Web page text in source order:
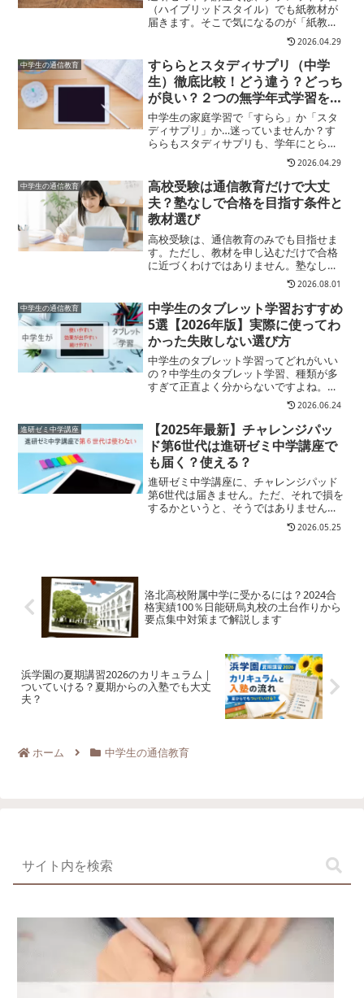
（ハイブリッドスタイル）でも紙教材が
届きます。そこで気になるのが「紙教材
ってどんな内容？」「使いこなせるか
な？」という点ですよね。届く紙教材に
は、テスト対策教材（定期テスト予想問
題など）暗記ブック・要点チ...
2026.04.29
中学生の通信教育
すららとスタディサプリ（中学
生）徹底比較！どう違う？どっち
が良い？２つの無学年式学習を比
べてみました
中学生の家庭学習で「すらら」か「スタ
ディサプリ」か…迷っていませんか？す
ららもスタディサプリも、学年にとらわ
れず勉強ができる無学年式教材。でも、
両社はベースが全く違うので → 勉強
ができない、苦手、遅れている → 勉
強が得意、成績上位、勉強...
2026.04.29
中学生の通信教育
高校受験は通信教育だけで大丈
夫？塾なしで合格を目指す条件と
教材選び
高校受験は、通信教育のみでも目指せま
す。ただし、教材を申し込むだけで合格
に近づくわけではありません。塾なしで
進めるなら、志望校のレベルに合う教材
を選び、家庭でも学習の進み具合を見て
いくことが大切です。難関校や公立トッ
プ校を目指すなら、応用問...
2026.08.01
中学生の通信教育
中学生のタブレット学習おすすめ
5選【2026年版】実際に使ってわ
かった失敗しない選び方
中学生のタブレット学習ってどれがいい
の？中学生のタブレット学習、種類が多
すぎて正直よく分からないですよね。で
も実は、選び方はかなりシンプル。子ど
ものタイプに合わせるだけ迷っている場
合は、まずはバランス型の教材から検討
すると失敗しにくいです。...
2026.06.24
進研ゼミ中学講座
【2025年最新】チャレンジパッ
ド第6世代は進研ゼミ中学講座で
も届く？使える？
進研ゼミ中学講座に、チャレンジパッド
第6世代は届きません。ただ、それで損を
するかというと、そうではありません。
中学講座には専用タブレット（チャレン
ジパッドNext）が初回特典で実質0円で
2026.05.25
洛北高校附属中学に受かるには？2024合
格実績100％日能研烏丸校の土台作りから
要点集中対策まで解説します
浜学園の夏期講習2026のカリキュラム｜
ついていける？夏期からの入塾でも大丈
夫？
ホーム 中学生の通信教育